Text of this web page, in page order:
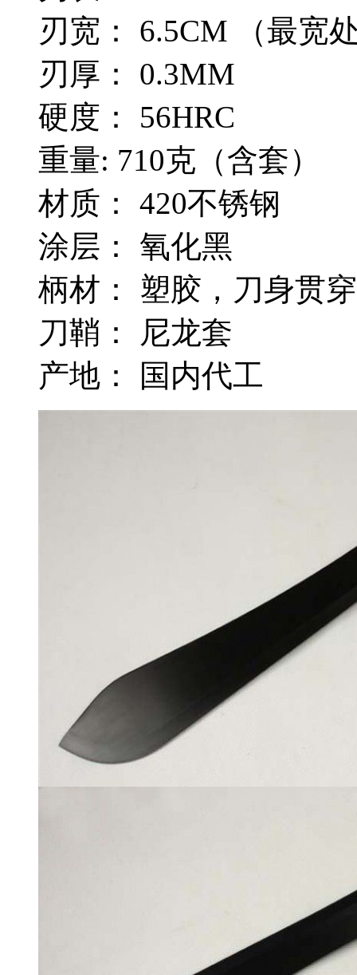
刃宽： 6.5CM （最宽
刃厚： 0.3MM
硬度： 56HRC
重量: 710克（含套）
材质： 420不锈钢
涂层： 氧化黑
柄材： 塑胶，刀身贯
刀鞘： 尼龙套
产地： 国内代工